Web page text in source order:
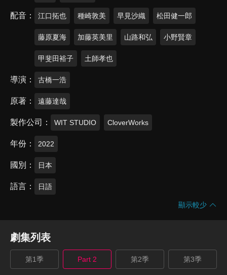
配音 江口拓也 種崎敦美 早見沙織 松田健一郎
藤原夏海 加藤英美里 山路和弘 小野賢章
甲斐田裕子 土師孝也
導演 古橋一浩
原著 遠藤達哉
製作公司 WIT STUDIO CloverWorks
年份 2022
國別 日本
語言 日語
顯示較少
劇集列表
第1季 Part 2 第2季 第3季